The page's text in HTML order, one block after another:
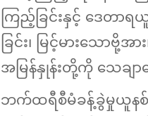
ကြည့်ခြင်းနှင့် ဒေတာရ
ခြင်း၊ မြင့်မားသော
အမြန်နှုန်းတို့ကို သေချ
ဘက်ထရီစီမံခန့်ခွဲမှုယူနစ်တွ